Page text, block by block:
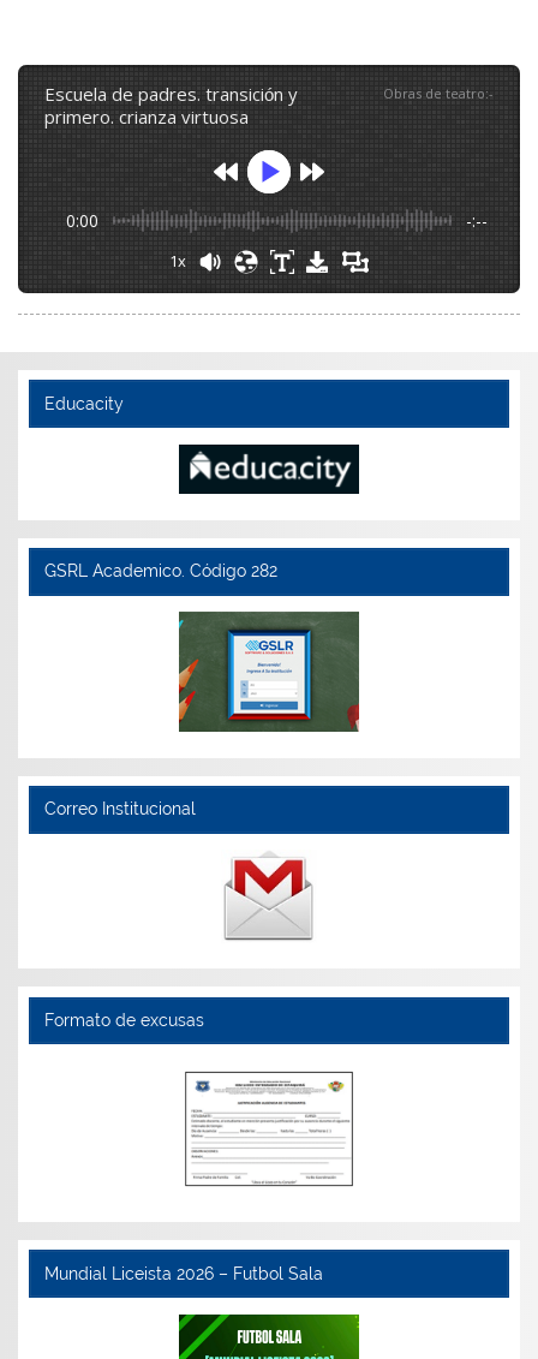
escuela de padres. transición y
primero. crianza virtuosa
Obras de teatro:-
0:00 -:--
1x
Educacity
GSRL Academico. Código 282
Correo Institucional
Formato de excusas
Mundial Liceista 2026 – Futbol Sala